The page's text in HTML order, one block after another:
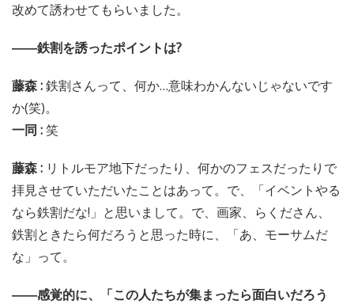
改めて誘わせてもらいました。
――鉄割を誘ったポイントは?
藤森 :鉄割さんって、何か…意味わかんないじゃないです
か(笑)。
一同 :笑
藤森 : リトルモア地下だったり、何かのフェスだったりで
拝見させていただいたことはあって。で、「イベントやる
なら鉄割だな!」と思いまして。で、画家、らくださん、
鉄割ときたら何だろうと思った時に、「あ、モーサムだ
な」って。
――感覚的に、「この人たちが集まったら面白いだろう